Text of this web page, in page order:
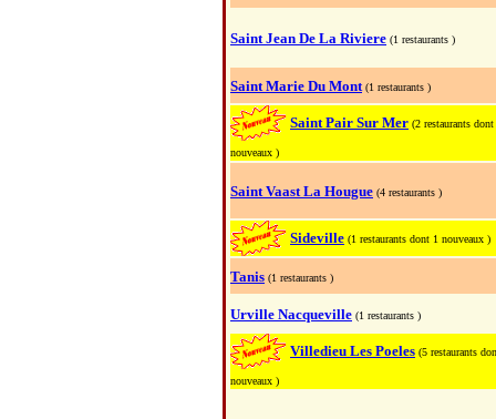
Saint Jean De La Riviere (1 restaurants )
Saint Marie Du Mont (1 restaurants )
Saint Pair Sur Mer (2 restaurants dont
nouveaux )
Saint Vaast La Hougue (4 restaurants )
Sideville (1 restaurants dont 1 nouveaux )
Tanis (1 restaurants )
Urville Nacqueville (1 restaurants )
Villedieu Les Poeles (5 restaurants
nouveaux )